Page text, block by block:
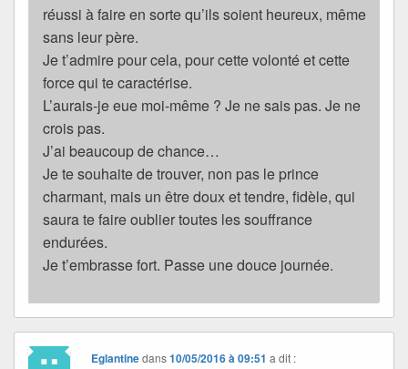
réussi à faire en sorte qu’ils soient heureux, même
sans leur père.
Je t’admire pour cela, pour cette volonté et cette
force qui te caractérise.
L’aurais-je eue moi-même ? Je ne sais pas. Je ne
crois pas.
J’ai beaucoup de chance…
Je te souhaite de trouver, non pas le prince
charmant, mais un être doux et tendre, fidèle, qui
saura te faire oublier toutes les souffrance
endurées.
Je t’embrasse fort. Passe une douce journée.
Eglantinedans10/05/2016 à 09:51 a dit :